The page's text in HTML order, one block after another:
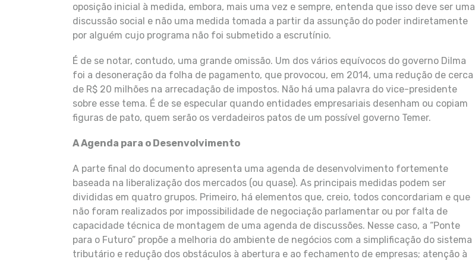
oposição inicial à medida, embora, mais uma vez e sempre, entenda que isso deve ser uma
discussão social e não uma medida tomada a partir da assunção do poder indiretamente
por alguém cujo programa não foi submetido a escrutínio.
É de se notar, contudo, uma grande omissão. Um dos vários equívocos do governo Dilma
foi a desoneração da folha de pagamento, que provocou, em 2014, uma redução de cerca
de R$ 20 milhões na arrecadação de impostos. Não há uma palavra do vice-presidente
sobre esse tema. É de se especular quando entidades empresariais desenham ou copiam
figuras de pato, quem serão os verdadeiros patos de um possível governo Temer.
A Agenda para o Desenvolvimento
A parte final do documento apresenta uma agenda de desenvolvimento fortemente
baseada na liberalização dos mercados (ou quase). As principais medidas podem ser
divididas em quatro grupos. Primeiro, há elementos que, creio, todos concordariam e que
não foram realizados por impossibilidade de negociação parlamentar ou por falta de
capacidade técnica de montagem de uma agenda de discussões. Nesse caso, a “Ponte
para o Futuro” propõe a melhoria do ambiente de negócios com a simplificação do sistema
tributário e redução dos obstáculos à abertura e ao fechamento de empresas; atenção à